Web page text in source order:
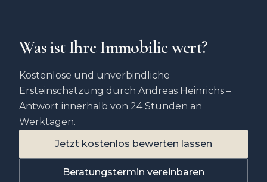
Was ist Ihre Immobilie wert?
Kostenlose und unverbindliche
Ersteinschätzung durch Andreas Heinrichs –
Antwort innerhalb von 24 Stunden an
Werktagen.
Jetzt kostenlos bewerten lassen
Beratungstermin vereinbaren